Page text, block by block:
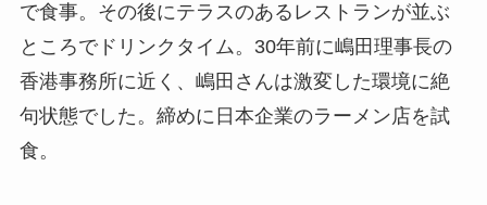
で食事。その後にテラスのあるレストランが並ぶ
ところでドリンクタイム。30年前に嶋田理事長の
香港事務所に近く、嶋田さんは激変した環境に絶
句状態でした。締めに日本企業のラーメン店を試
食。